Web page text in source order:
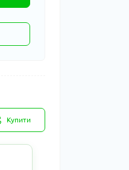
Купити